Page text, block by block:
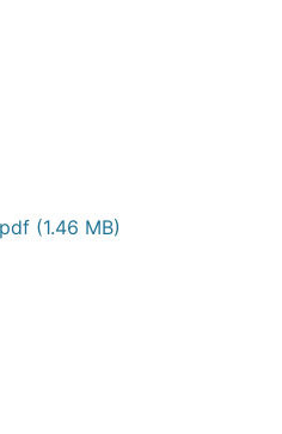
(1.46 MB)